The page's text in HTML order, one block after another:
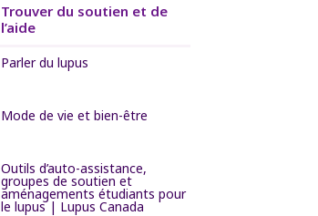
Trouver du soutien et de
l’aide
Parler du lupus
Mode de vie et bien-être
Outils d’auto-assistance,
groupes de soutien et
aménagements étudiants pour
le lupus | Lupus Canada